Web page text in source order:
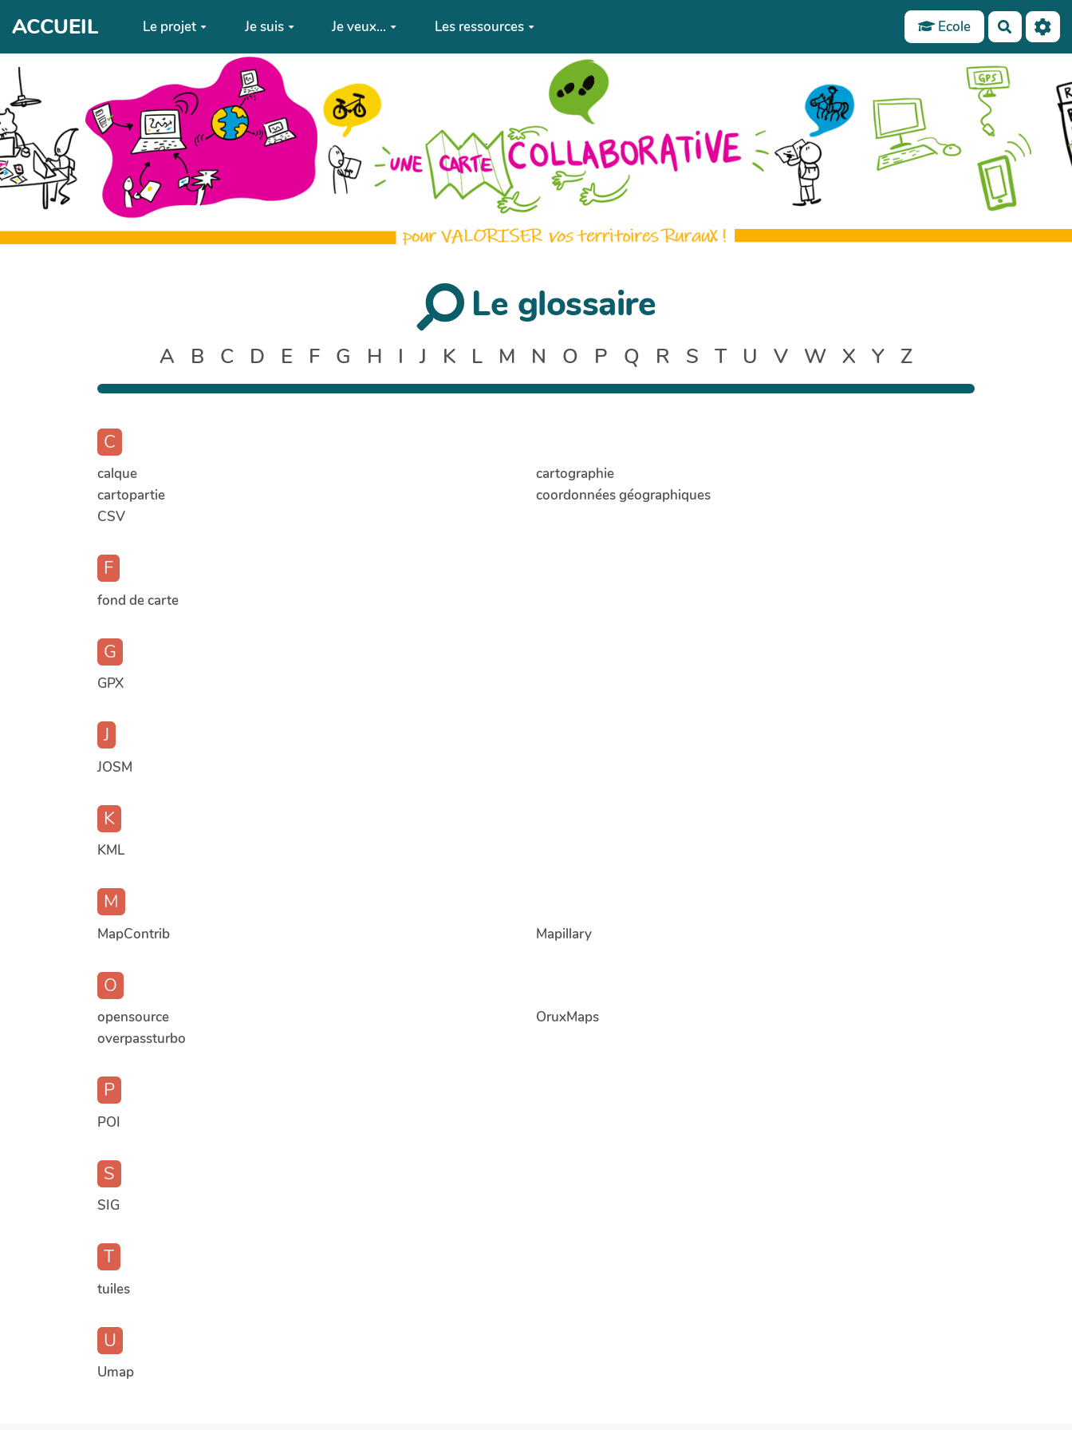
Aller au contenu principal
ACCUEIL Le projet Je suis Je veux... Les ressources Ecole
Le glossaire
A B C D E F G H I J K L M N O P Q R S T U V W X Y Z
C
calque
cartographie
cartopartie
coordonnées géographiques
CSV
F
fond de carte
G
GPX
J
JOSM
K
KML
M
MapContrib Mapillary
O
opensource
OruxMaps
overpassturbo
P
POI
S
SIG
T
tuiles
U
Umap